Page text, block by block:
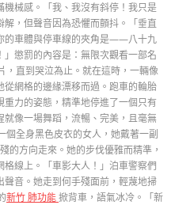
械感。「我、我沒有斜停！我只是
，但聲音因為恐懼而顫抖。「垂直
的車體與停車線的夾角是——八十九
懲罰的內容是：無限次觀看一部名
直到哭泣為止。就在這時，一輛像
網格的邊緣漂移而過。跑車的輪胎
力的姿態，精準地停進了一個只有
像一場舞蹈，流暢、完美，且毫無
全身黑色皮衣的女人，她戴著一副
的方向走來。她的步伐優雅而精準，
線上。「車影大人！」泊車警察們
音。她走到何手殘面前，輕蔑地掃
新竹 肺功能掀背車，語氣冰冷。「新